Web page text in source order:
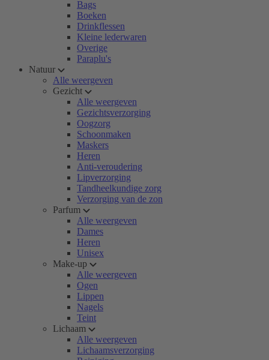
Bags
Boeken
Drinkflessen
Kleine lederwaren
Overige
Paraplu's
Natuur
Alle weergeven
Gezicht
Alle weergeven
Gezichtsverzorging
Oogzorg
Schoonmaken
Maskers
Heren
Anti-veroudering
Lipverzorging
Tandheelkundige zorg
Verzorging van de zon
Parfum
Alle weergeven
Dames
Heren
Unisex
Make-up
Alle weergeven
Ogen
Lippen
Nagels
Teint
Lichaam
Alle weergeven
Lichaamsverzorging